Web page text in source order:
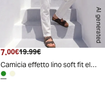
AI generated
Prezzo attuale
7.00€ Prezzo originale
19.99€
Camicia effetto lino soft fit elegante - Verde kaki